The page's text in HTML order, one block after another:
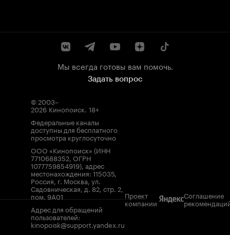
Мы всегда готовы вам помочь.
Задать вопрос
© 2003–
2026 Кинопоиск. 18+
Федеральные каналы
доступны для бесплатного
просмотра круглосуточно
ООО «Кинопоиск» (ИНН
7710688352, ОГРН
1077759854919), адрес
местонахождения: 115035,
Россия, г. Москва, ул.
Садовническая, д. 82, стр. 2,
пом. 9А01
Адрес для обращений
пользователей:
kinopoisk@support.yandex.ru
Проект
компании
Соглашение